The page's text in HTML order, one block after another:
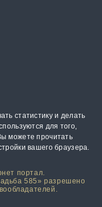
статистику и делать
для того,
можете прочитать
вашего браузера.
портал.
585» разрешено